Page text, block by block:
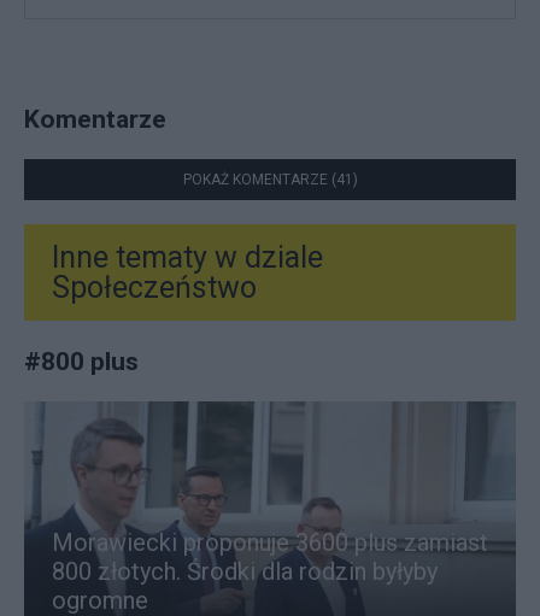
Komentarze
POKAŻ KOMENTARZE (41)
Inne tematy w dziale
Społeczeństwo
#800 plus
Morawiecki proponuje 3600 plus zamiast
800 złotych. Środki dla rodzin byłyby
ogromne